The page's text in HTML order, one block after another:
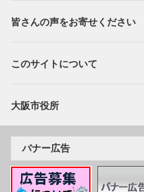
皆さんの声をお寄せください
このサイトについて
大阪市役所
バナー広告